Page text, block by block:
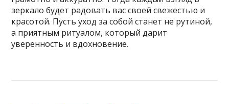
зеркало будет радовать вас своей свежестью и
красотой. Пусть уход за собой станет не рутиной,
а приятным ритуалом, который дарит
уверенность и вдохновение.